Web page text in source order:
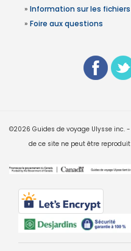
» Information sur les
» Foire aux questions
©2026 Guides de voyage Ulysse inc.
de ce site ne peut être